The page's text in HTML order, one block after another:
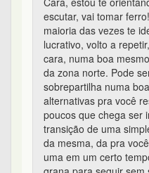
escutar, vai tomar
maioria das vezes te
lucrativo, volto a
cara, numa boa
da zona norte. Pode
sobrepartilha numa
alternativas pra você
poucos que chega ser
transição de uma
da mesma, da pra
uma em um certo